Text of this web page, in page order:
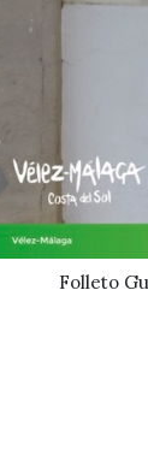
Folleto